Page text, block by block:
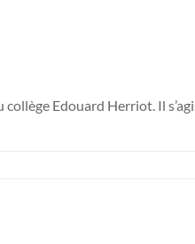
Edouard Herriot. Il